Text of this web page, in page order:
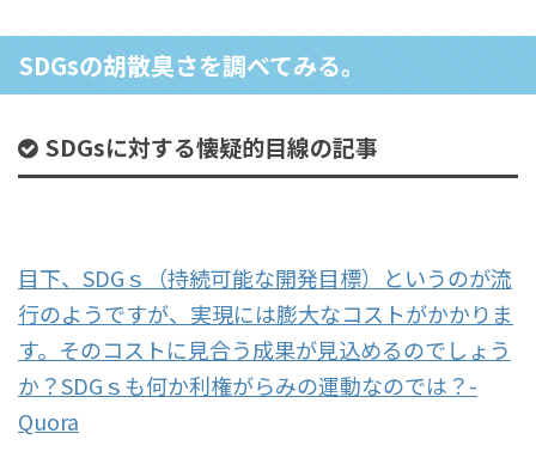
SDGsの胡散臭さを調べてみる。
SDGsに対する懐疑的目線の記事
目下、SDGｓ（持続可能な開発目標）というのが流
行のようですが、実現には膨大なコストがかかりま
す。そのコストに見合う成果が見込めるのでしょう
か？SDGｓも何か利権がらみの運動なのでは？-
Quora